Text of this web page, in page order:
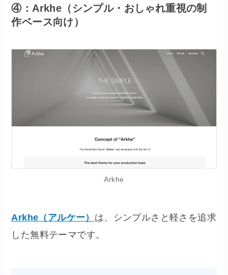
④：Arkhe（シンプル・おしゃれ重視の制
作ベース向け）
Arkhe
Arkhe（アルケー） は、シンプルさと軽さを追求
した無料テーマです。